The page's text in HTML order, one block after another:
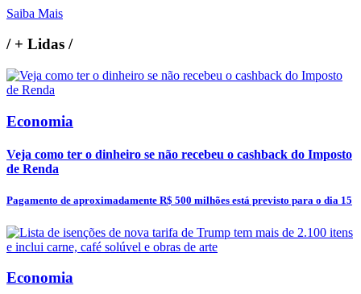
Saiba Mais
/+ Lidas /
Economia
Veja como ter o dinheiro se não recebeu o cashback do Imposto
de Renda
Pagamento de aproximadamente R$ 500 milhões está previsto para o dia 15
Economia